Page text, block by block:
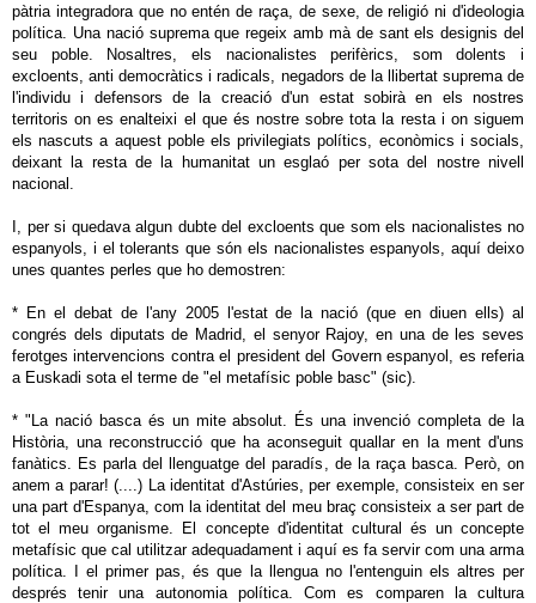
pàtria integradora que no entén de raça, de sexe, de religió ni d'ideologia
política. Una nació suprema que regeix amb mà de sant els designis del
seu poble. Nosaltres, els nacionalistes perifèrics, som dolents i
excloents, anti democràtics i radicals, negadors de la llibertat suprema de
l'individu i defensors de la creació d'un estat sobirà en els nostres
territoris on es enalteixi el que és nostre sobre tota la resta i on siguem
els nascuts a aquest poble els privilegiats polítics, econòmics i socials,
deixant la resta de la humanitat un esglaó per sota del nostre nivell
nacional.
I, per si quedava algun dubte del excloents que som els nacionalistes no
espanyols, i el tolerants que són els nacionalistes espanyols, aquí deixo
unes quantes perles que ho demostren:
* En el debat de l'any 2005 l'estat de la nació (que en diuen ells) al
congrés dels diputats de Madrid, el senyor Rajoy, en una de les seves
ferotges intervencions contra el president del Govern espanyol, es referia
a Euskadi sota el terme de "el metafísic poble basc" (sic).
* "La nació basca és un mite absolut. És una invenció completa de la
Història, una reconstrucció que ha aconseguit quallar en la ment d'uns
fanàtics. Es parla del llenguatge del paradís, de la raça basca. Però, on
anem a parar! (....) La identitat d'Astúries, per exemple, consisteix en ser
una part d'Espanya, com la identitat del meu braç consisteix a ser part de
tot el meu organisme. El concepte d'identitat cultural és un concepte
metafísic que cal utilitzar adequadament i aquí es fa servir com una arma
política. I el primer pas, és que la llengua no l'entenguin els altres per
després tenir una autonomia política. Com es comparen la cultura